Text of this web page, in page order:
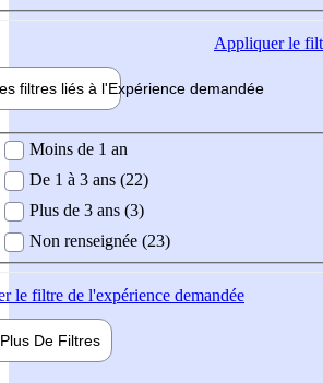
Appliquerle
filtres liés à l'Expérience demandée
demandée
Moins de 1 an
De 1 à 3 ans (22)
Plus de 3 ans (3)
Non renseignée (23)
le filtre de l'expérience demandée
Plus De Filtres